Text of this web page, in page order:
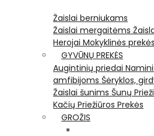
Žaislai berniukams
Žaislai mergaitėms
Herojai Mokyklinės prekės
GYVŪNŲ PREKĖS
Augintinių priedai
amfibijoms Šėryklos,
Žaislai šunims Šunų
Kačių Priežiūros Prekės
GROŽIS